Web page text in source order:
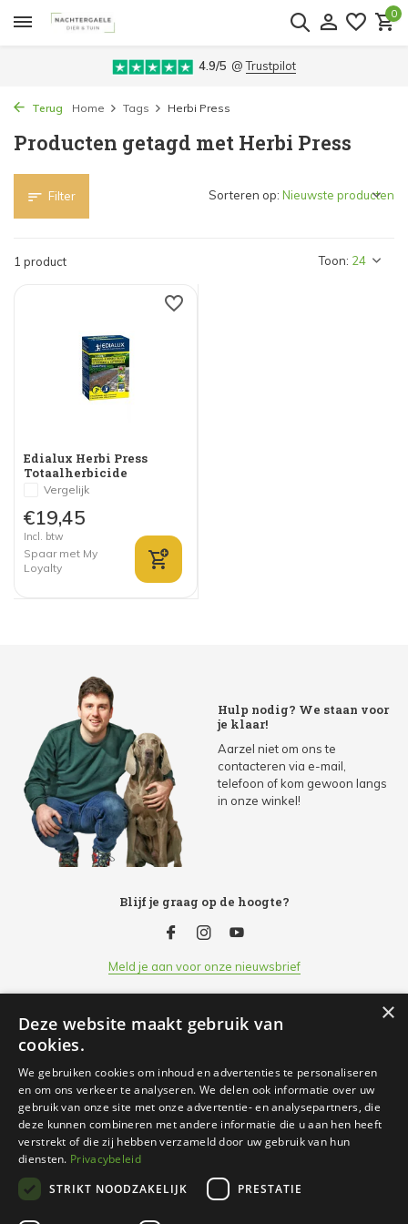
0
4.9/5 @Trustpilot
Terug Home Tags Herbi Press
Producten getagd met Herbi Press
Filter
1 product Toon:
Sorteren op:
Edialux Herbi Press
Totaalherbicide
Vergelijk
€19,45
Incl. btw
Spaar met My
Loyalty
Hulp nodig? We staan voor
je klaar!
Aarzel niet om ons te
contacteren via e-mail,
telefoon of kom gewoon langs
in onze winkel!
Blijf je graag op de hoogte?
Meld je aan voor onze nieuwsbrief
Klantenservice
Openingsuren
Informatie
Contact
×
Deze website maakt gebruik van
cookies.
We gebruiken cookies om inhoud en advertenties te personaliseren
en om ons verkeer te analyseren. We delen ook informatie over uw
gebruik van onze site met onze advertentie- en analysepartners, die
deze kunnen combineren met andere informatie die u aan hen heeft
verstrekt of die zij hebben verzameld door uw gebruik van hun
diensten. Privacybeleid
STRIKT NOODZAKELIJK
PRESTATIE